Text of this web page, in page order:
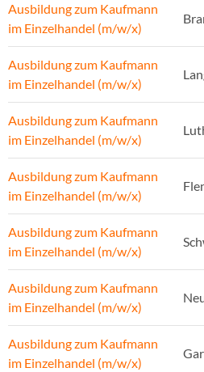
Ausbildung zum Kaufmann
im Einzelhandel (m/w/x)
Ausbildung zum Kaufmann
im Einzelhandel (m/w/x)
Ausbildung zum Kaufmann
im Einzelhandel (m/w/x)
Ausbildung zum Kaufmann
im Einzelhandel (m/w/x)
Ausbildung zum Kaufmann
im Einzelhandel (m/w/x)
Ausbildung zum Kaufmann
im Einzelhandel (m/w/x)
Ausbildung zum Kaufmann
im Einzelhandel (m/w/x)